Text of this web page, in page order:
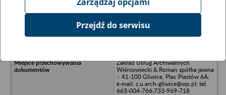
Hotel APART - Warszawa
Zakład Usług Archiwalnych
Wiśniowiecki & Roman spółka jawna
– 41-100 Gliwice, Plac Piastów 6A;
e-mail: z.u.arch-gliwice@wp.pl; tel.
663-004-766;733-969-718
Przejdź do serwisu